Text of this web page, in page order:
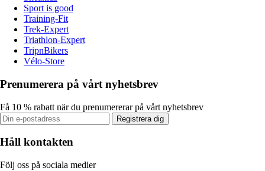
Sport is good
Training-Fit
Trek-Expert
Triathlon-Expert
TripnBikers
Vélo-Store
Prenumerera på vårt nyhetsbrev
Få 10 % rabatt när du prenumererar på vårt nyhetsbrev
Registrera dig
Håll kontakten
Följ oss på sociala medier